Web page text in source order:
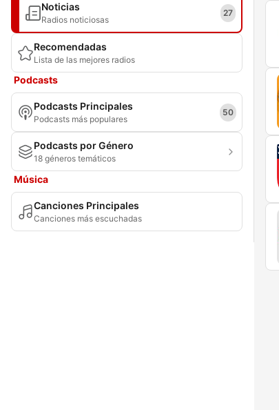
Noticias
Radios noticiosas
27
Recomendadas
Lista de las mejores radios
Podcasts
Podcasts Principales
Podcasts más populares
50
Podcasts por Género
18 géneros temáticos
Música
Canciones Principales
Canciones más escuchadas